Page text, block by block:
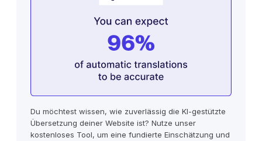
Du möchtest wissen, wie zuverlässig die KI-gestützte
Übersetzung deiner Website ist? Nutze unser
kostenloses Tool, um eine fundierte Einschätzung und